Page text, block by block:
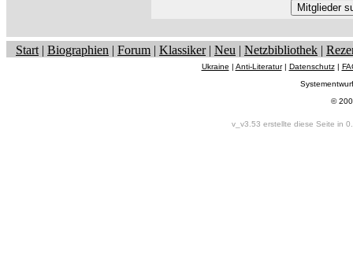
Start | Biographien | Forum | Klassiker| Neu | Netzbibliothek |
Ukraine | Anti-Literatur| Datenschutz|
©
v_v3.53 erstellte diese Seite in